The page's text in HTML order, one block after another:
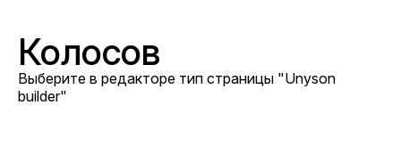
Колосов
Выберите в редакторе тип страницы "Unyson
builder"